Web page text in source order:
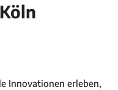
Innovationen erleben,